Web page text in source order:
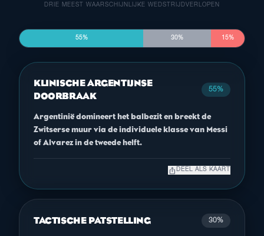
DRIE MEEST WAARSCHIJNLIJKE WEDSTRIJDVERLOPEN
55% 30% 15%
KLINISCHE ARGENTIJNSE
DOORBRAAK
55%
Argentinië domineert het balbezit en breekt de
Zwitserse muur via de individuele klasse van Messi
of Alvarez in de tweede helft.
ios_share DEEL ALS KAART
TACTISCHE PATSTELLING 30%